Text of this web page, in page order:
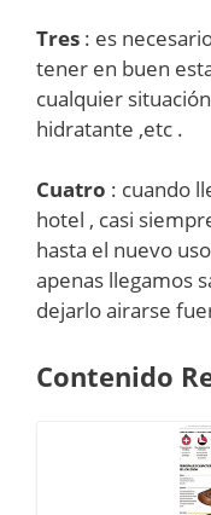
Tres : es
tener en buen
cualquier
hidratante ,etc .
Cuatro : cuando
hotel , casi
hasta el nuevo
apenas llegamos
dejarlo airarse
Contenido